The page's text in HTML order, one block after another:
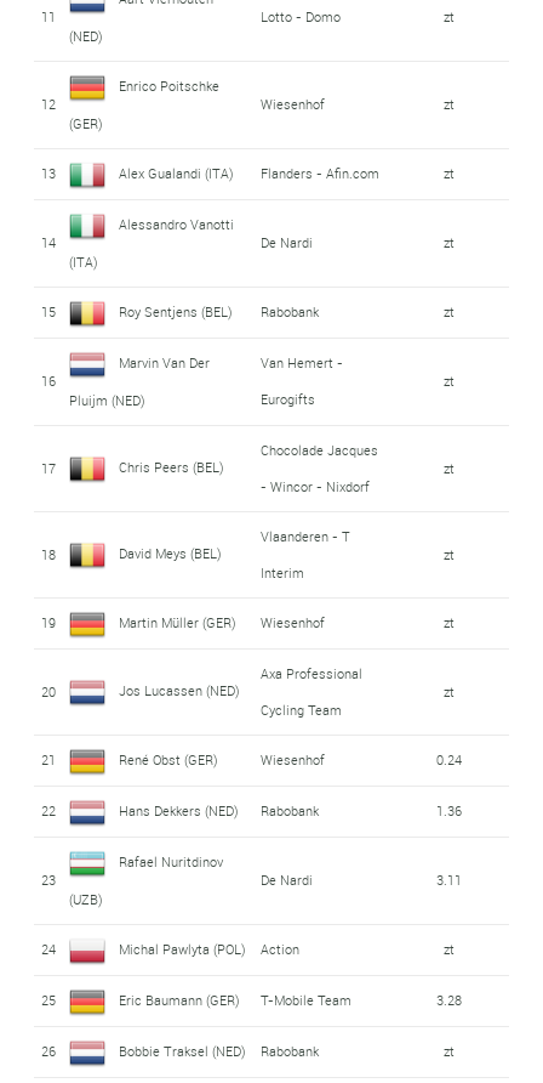
11
(NED)
Lotto - Domo zt
12
Enrico Poitschke
(GER)
Wiesenhof zt
13 Alex Gualandi (ITA) Flanders - Afin.com zt
14
Alessandro Vanotti
(ITA)
De Nardi zt
15 Roy Sentjens (BEL) Rabobank zt
16
Marvin Van Der
Pluijm (NED)
Van Hemert -
Eurogifts
zt
17 Chris Peers (BEL)
Chocolade Jacques
- Wincor - Nixdorf
zt
18 David Meys (BEL)
Vlaanderen - T
Interim
zt
19 Martin Müller (GER) Wiesenhof zt
20 Jos Lucassen (NED)
Axa Professional
Cycling Team
zt
21 René Obst (GER) Wiesenhof 0.24
22 Hans Dekkers (NED) Rabobank 1.36
23
Rafael Nuritdinov
(UZB)
De Nardi 3.11
24 Michal Pawlyta (POL) Action zt
25 Eric Baumann (GER) T-Mobile Team 3.28
26 Bobbie Traksel (NED) Rabobank zt